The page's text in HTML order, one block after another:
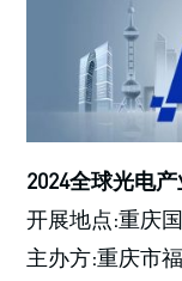
2024全球光电
开展地点:重庆
主办方:重庆市